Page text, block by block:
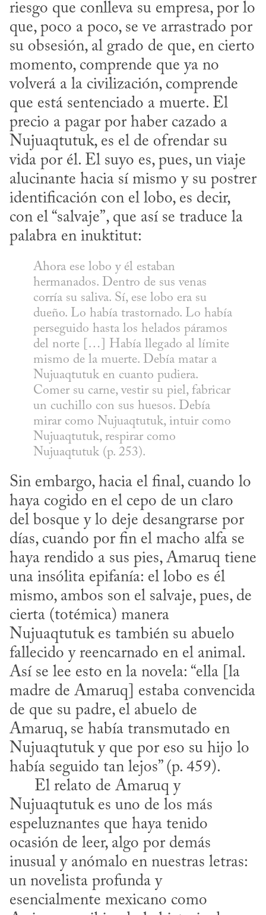
riesgo que conlleva su empresa, por lo
que, poco a poco, se ve arrastrado por
su obsesión, al grado de que, en cierto
momento, comprende que ya no
volverá a la civilización, comprende
que está sentenciado a muerte. El
precio a pagar por haber cazado a
Nujuaqtutuk, es el de ofrendar su
vida por él. El suyo es, pues, un viaje
alucinante hacia sí mismo y su postrer
identificación con el lobo, es decir,
con el “salvaje”, que así se traduce la
palabra en inuktitut:
Ahora ese lobo y él estaban
hermanados. Dentro de sus venas
corría su saliva. Sí, ese lobo era su
dueño. Lo había trastornado. Lo había
perseguido hasta los helados páramos
del norte […] Había llegado al límite
mismo de la muerte. Debía matar a
Nujuaqtutuk en cuanto pudiera.
Comer su carne, vestir su piel, fabricar
un cuchillo con sus huesos. Debía
mirar como Nujuaqtutuk, intuir como
Nujuaqtutuk, respirar como
Nujuaqtutuk (p. 253).
Sin embargo, hacia el final, cuando lo
haya cogido en el cepo de un claro
del bosque y lo deje desangrarse por
días, cuando por fin el macho alfa se
haya rendido a sus pies, Amaruq tiene
una insólita epifanía: el lobo es él
mismo, ambos son el salvaje, pues, de
cierta (totémica) manera
Nujuaqtutuk es también su abuelo
fallecido y reencarnado en el animal.
Así se lee esto en la novela: “ella [la
madre de Amaruq] estaba convencida
de que su padre, el abuelo de
Amaruq, se había transmutado en
Nujuaqtutuk y que por eso su hijo lo
había seguido tan lejos” (p. 459).
Nujuaqtutuk es uno de los más
espeluznantes que haya tenido
ocasión de leer, algo por demás
inusual y anómalo en nuestras letras:
un novelista profunda y
esencialmente mexicano como